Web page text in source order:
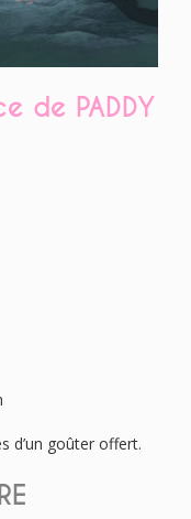
de PADDY
d’un goûter offert.